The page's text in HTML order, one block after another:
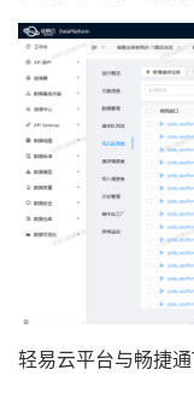
轻易云平台与畅捷通